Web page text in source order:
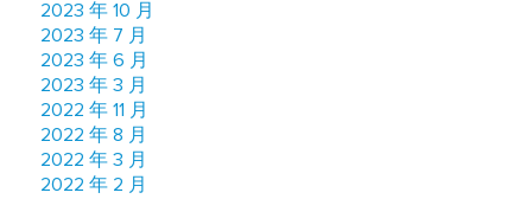
2023 年 10 月
2023 年 7 月
2023 年 6 月
2023 年 3 月
2022 年 11 月
2022 年 8 月
2022 年 3 月
2022 年 2 月